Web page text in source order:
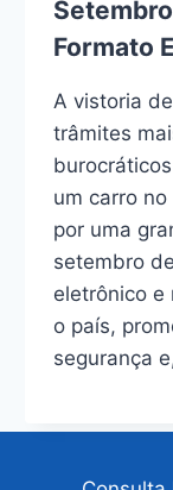
Formato
A vistoria
trâmites
um carro
por uma
setembro
eletrônico e
o país,
segurança